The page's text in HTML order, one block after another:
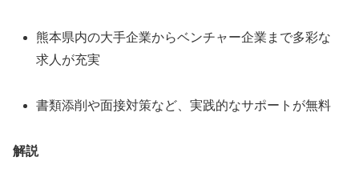
熊本県内の大手企業からベンチャー企業まで多彩な
求人が充実
書類添削や面接対策など、実践的なサポートが無料
解説